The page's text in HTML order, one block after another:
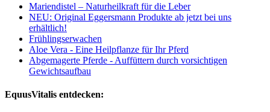
Mariendistel – Naturheilkraft für die Leber
NEU: Original Eggersmann Produkte ab jetzt bei uns
erhältlich!
Frühlingserwachen
Aloe Vera - Eine Heilpflanze für Ihr Pferd
Abgemagerte Pferde - Auffüttern durch vorsichtigen
Gewichtsaufbau
EquusVitalis entdecken: